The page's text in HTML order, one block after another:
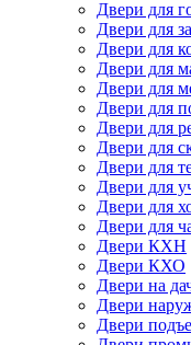
Двери для
Двери для
Двери для
Двери для
Двери для
Двери для
Двери для
Двери для
Двери для
Двери для
Двери для
Двери для
Двери КХН
Двери КХО
Двери на
Двери
Двери